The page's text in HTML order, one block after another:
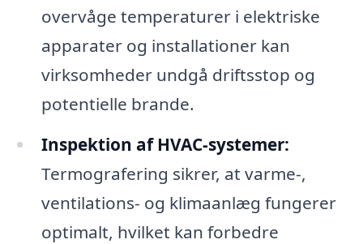
overvåge temperaturer i elektriske
apparater og installationer kan
virksomheder undgå driftsstop og
potentielle brande.
Inspektion af HVAC-systemer:
Termografering sikrer, at varme-,
ventilations- og klimaanlæg fungerer
optimalt, hvilket kan forbedre